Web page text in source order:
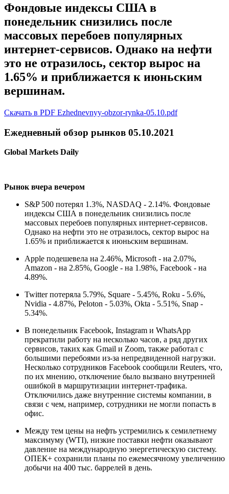
Фондовые индексы США в
понедельник снизились после
массовых перебоев популярных
интернет-сервисов. Однако на нефти
это не отразилось, сектор вырос на
1.65% и приближается к июньским
вершинам.
Скачать в PDF Ezhednevnyy-obzor-rynka-05.10.pdf
Ежедневный обзор рынков 05.10.2021
Global Markets Daily
Рынок вчера вечером
S&P 500 потерял 1.3%, NASDAQ - 2.14%. Фондовые
индексы США в понедельник снизились после
массовых перебоев популярных интернет-сервисов.
Однако на нефти это не отразилось, сектор вырос на
1.65% и приближается к июньским вершинам.
Apple подешевела на 2.46%, Microsoft - на 2.07%,
Amazon - на 2.85%, Google - на 1.98%, Facebook - на
4.89%.
Twitter потеряла 5.79%, Square - 5.45%, Roku - 5.6%,
Nvidia - 4.87%, Peloton - 5.03%, Okta - 5.51%, Snap -
5.34%.
В понедельник Facebook, Instagram и WhatsApp
прекратили работу на несколько часов, а ряд других
сервисов, таких как Gmail и Zoom, также работал с
большими перебоями из-за непредвиденной нагрузки.
Несколько сотрудников Facebook сообщили Reuters, что,
по их мнению, отключение было вызвано внутренней
ошибкой в маршрутизации интернет-трафика.
Отключились даже внутренние системы компании, в
связи с чем, например, сотрудники не могли попасть в
офис.
Между тем цены на нефть устремились к семилетнему
максимуму (WTI), низкие поставки нефти оказывают
давление на международную энергетическую систему.
ОПЕК+ сохранили планы по ежемесячному увеличению
добычи на 400 тыс. баррелей в день.